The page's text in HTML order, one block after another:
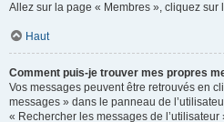
Allez sur la page « Membres », cliquez
Haut
Comment puis-je trouver mes propres
Vos messages peuvent être retrouvés en
messages » dans le panneau de
« Rechercher les messages de